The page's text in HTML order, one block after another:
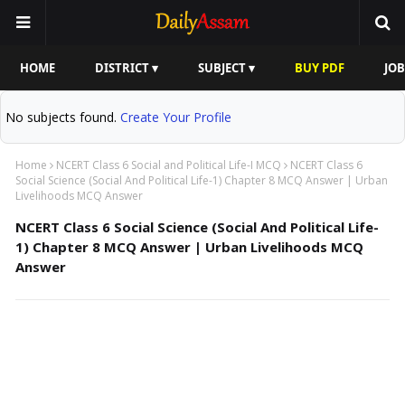
HOME DISTRICT ▾ SUBJECT ▾ BUY PDF
No subjects found. Create Your Profile
Home NCERT Class 6 Social and Political Life-I MCQ
NCERT Class 6
Social Science (Social And Political Life-1) Chapter 8 MCQ Answer | Urban
Livelihoods MCQ Answer
NCERT Class 6 Social Science (Social And Political Life-
1) Chapter 8 MCQ Answer | Urban Livelihoods MCQ
Answer